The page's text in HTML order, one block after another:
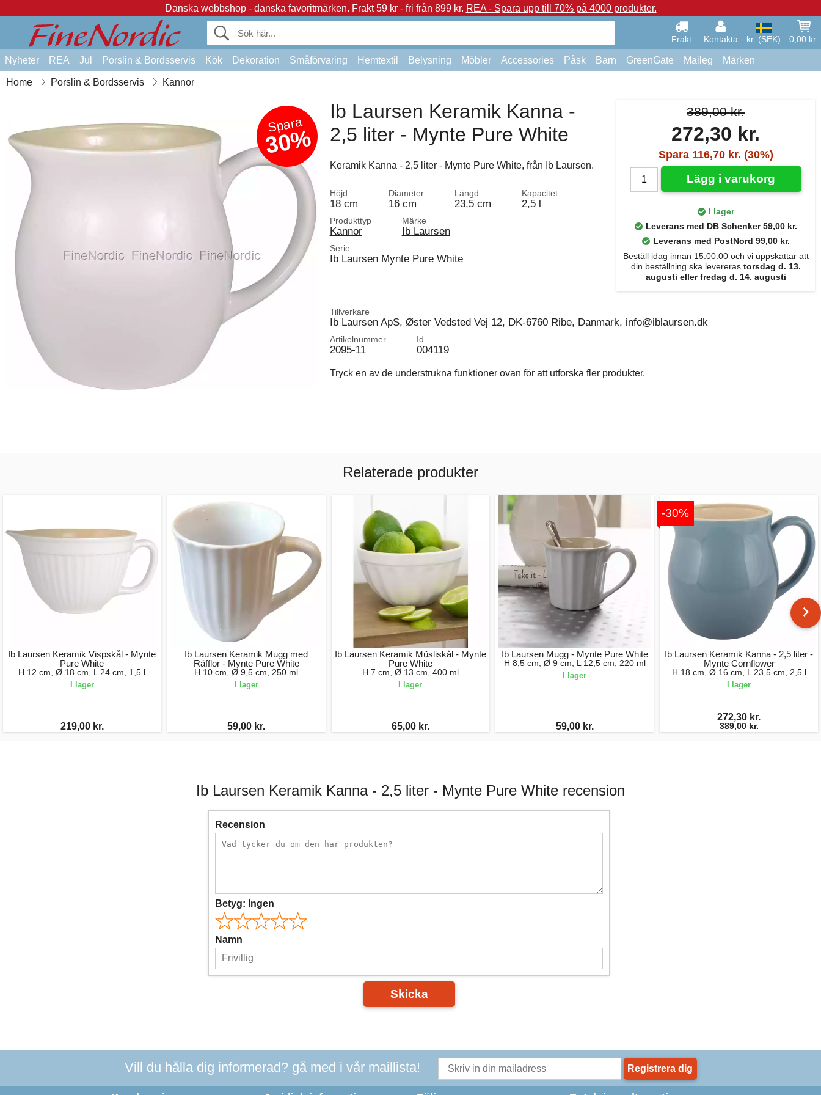
Danska webbshop - danska favoritmärken. Frakt 59 kr - fri från 899 kr. REA - Spara upp till 70% på 4000 produkter.
Frakt Kontakta kr. (SEK) 0,00 kr.
Nyheter REA Jul Porslin & Bordsservis Kök Dekoration Småförvaring Hemtextil Belysning Möbler Accessories Påsk Barn GreenGate Maileg Märken
Home Porslin & Bordsservis Kannor
Spara
30%
389,00 kr.
272,30 kr.
Spara 116,70 kr. (30%)
Lägg i varukorg
I lager
Leverans med DB Schenker 59,00 kr.
Leverans med PostNord 99,00 kr.
Beställ idag innan 15:00:00 och vi uppskattar att
din beställning ska levereras torsdag d. 13.
augusti eller fredag d. 14. augusti
Ib Laursen Keramik Kanna -
2,5 liter - Mynte Pure White
Keramik Kanna - 2,5 liter - Mynte Pure White, från Ib Laursen.
Höjd
18 cm
Diameter
16 cm
Längd
23,5 cm
Kapacitet
2,5 l
Produkttyp
Kannor
Märke
Ib Laursen
Serie
Ib Laursen Mynte Pure White
Tillverkare
Ib Laursen ApS, Øster Vedsted Vej 12, DK-6760 Ribe, Danmark, info@iblaursen.dk
Artikelnummer
2095-11
Id
004119
Tryck en av de understrukna funktioner ovan för att utforska fler produkter.
Relaterade produkter
Ib Laursen Keramik Vispskål - Mynte
Pure White
H 12 cm, Ø 18 cm, L 24 cm, 1,5 l
I lager
219,00 kr.
Ib Laursen Keramik Mugg med
Räfflor - Mynte Pure White
H 10 cm, Ø 9,5 cm, 250 ml
I lager
59,00 kr.
Ib Laursen Keramik Müsliskål - Mynte
Pure White
H 7 cm, Ø 13 cm, 400 ml
I lager
65,00 kr.
Ib Laursen Mugg - Mynte Pure White
H 8,5 cm, Ø 9 cm, L 12,5 cm, 220 ml
I lager
59,00 kr.
-30%
Ib Laursen Keramik Kanna - 2,5 liter -
Mynte Cornflower
H 18 cm, Ø 16 cm, L 23,5 cm, 2,5 l
I lager
272,30 kr.
389,00 kr.
Ib Laursen Keramik Kanna - 2,5 liter - Mynte Pure White recension
Recension
Betyg: Ingen
Namn
Skicka
Vill du hålla dig informerad? gå med i vår maillista! Registrera dig